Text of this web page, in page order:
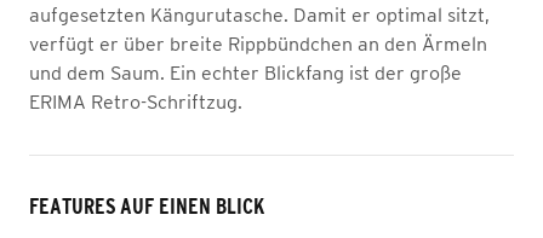
aufgesetzten Kängurutasche. Damit er optimal sitzt,
verfügt er über breite Rippbündchen an den Ärmeln
und dem Saum. Ein echter Blickfang ist der große
ERIMA Retro-Schriftzug.
FEATURES AUF EINEN BLICK